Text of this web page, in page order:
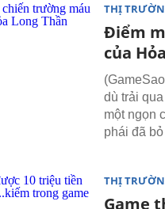
THỊ
Điểm
của
dù trải
một ngọn
phái đã
THỊ
Game